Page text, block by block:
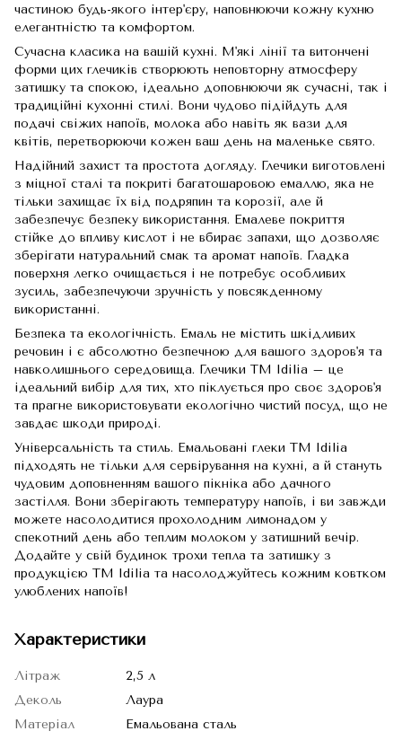
частиною будь-якого інтер'єру, наповнюючи кожну кухню
елегантністю та комфортом.
Сучасна класика на вашій кухні. М'які лінії та витончені
форми цих глечиків створюють неповторну атмосферу
затишку та спокою, ідеально доповнюючи як сучасні, так і
традиційні кухонні стилі. Вони чудово підійдуть для
подачі свіжих напоїв, молока або навіть як вази для
квітів, перетворюючи кожен ваш день на маленьке свято.
Надійний захист та простота догляду. Глечики виготовлені
з міцної сталі та покриті багатошаровою емаллю, яка не
тільки захищає їх від подряпин та корозії, але й
забезпечує безпеку використання. Емалеве покриття
стійке до впливу кислот і не вбирає запахи, що дозволяє
зберігати натуральний смак та аромат напоїв. Гладка
поверхня легко очищається і не потребує особливих
зусиль, забезпечуючи зручність у повсякденному
використанні.
Безпека та екологічність. Емаль не містить шкідливих
речовин і є абсолютно безпечною для вашого здоров'я та
навколишнього середовища. Глечики TM Idilia – це
ідеальний вибір для тих, хто піклується про своє здоров'я
та прагне використовувати екологічно чистий посуд, що не
завдає шкоди природі.
Універсальність та стиль. Емальовані глеки TM Idilia
підходять не тільки для сервірування на кухні, а й стануть
чудовим доповненням вашого пікніка або дачного
застілля. Вони зберігають температуру напоїв, і ви завжди
можете насолодитися прохолодним лимонадом у
спекотний день або теплим молоком у затишний вечір.
Додайте у свій будинок трохи тепла та затишку з
продукцією TM Idilia та насолоджуйтесь кожним ковтком
улюблених напоїв!
Характеристики
Літраж
2,5 л
Деколь
Лаура
Матеріал
Емальована сталь